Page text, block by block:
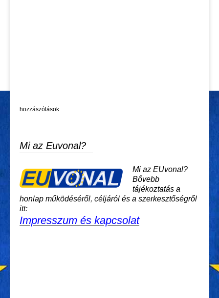
hozzászólások
Mi az Euvonal?
Mi az EUvonal?
Bővebb
tájékoztatás a
honlap működéséről, céljáról és a szerkesztőségről
itt:
Impresszum és kapcsolat